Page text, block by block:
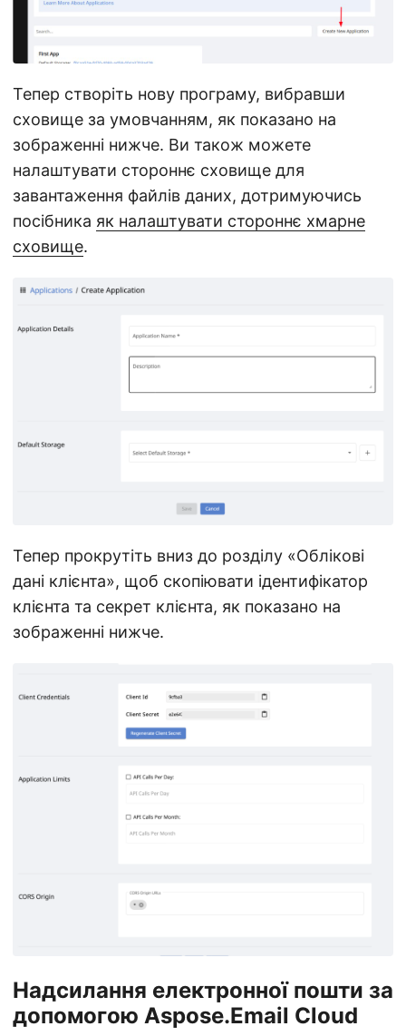
Тепер створіть нову програму, вибравши
сховище за умовчанням, як показано на
зображенні нижче. Ви також можете
налаштувати стороннє сховище для
завантаження файлів даних, дотримуючись
посібника як налаштувати стороннє хмарне
сховище.
Тепер прокрутіть вниз до розділу «Облікові
дані клієнта», щоб скопіювати ідентифікатор
клієнта та секрет клієнта, як показано на
зображенні нижче.
Надсилання електронної пошти за
допомогою Aspose.Email Cloud